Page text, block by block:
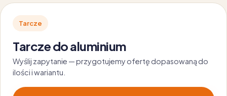
Tarcze
Tarcze do aluminium
Wyślij zapytanie — przygotujemy ofertę dopasowaną do
ilości i wariantu.